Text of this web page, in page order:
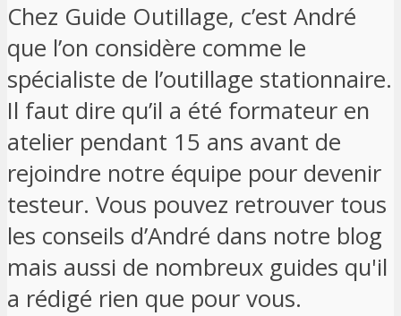
Chez Guide Outillage, c’est André
que l’on considère comme le
spécialiste de l’outillage stationnaire.
Il faut dire qu’il a été formateur en
atelier pendant 15 ans avant de
rejoindre notre équipe pour devenir
testeur. Vous pouvez retrouver tous
les conseils d’André dans notre blog
mais aussi de nombreux guides qu'il
a rédigé rien que pour vous.